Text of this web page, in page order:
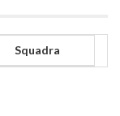
Squadra